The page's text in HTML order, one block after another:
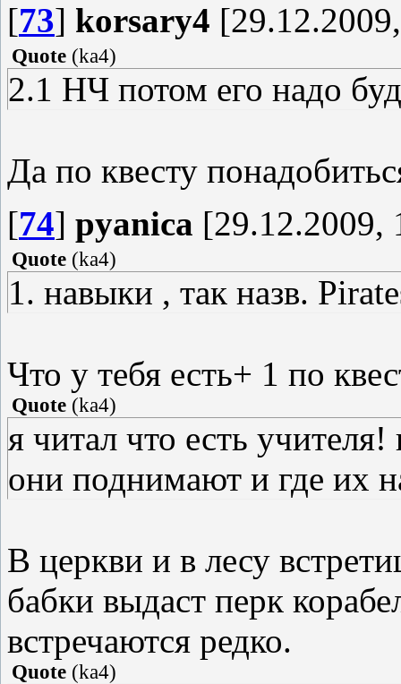
[73] korsary4
Quote (ka4)
2.1 НЧ потом его надо
Да по квесту
[74] pyanica [29.12.2009,
Quote (ka4)
1. навыки , так назв.
Что у тебя есть+ 1 по
Quote (ka4)
я читал что есть
они поднимают и где их
В церкви и в лесу
бабки выдаст перк
встречаются редко.
Quote (ka4)